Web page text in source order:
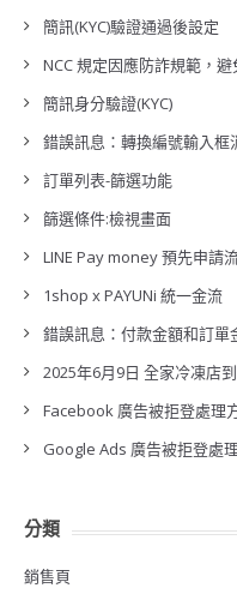
簡訊(KYC)驗證通過後設定
NCC 規定因應防詐規範，
簡訊身分驗證(KYC)
錯誤訊息：轉換編號輸入框
訂單列表-篩選功能
篩選條件:檢視畫面
LINE Pay money 預先申請
1shop x PAYUNi 統一金流
錯誤訊息：付款金額和訂單
2025年6月9日 全家冷凍店
Facebook 廣告被拒登處理
Google Ads 廣告被拒登處
分類
銷售頁